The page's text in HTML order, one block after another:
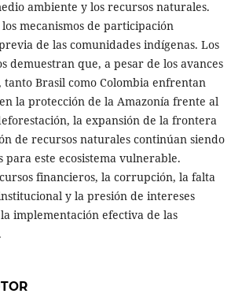
ambiente y los recursos naturales.
mecanismos de participación
de las comunidades indígenas. Los
demuestran que, a pesar de los avances
Brasil como Colombia enfrentan
la protección de la Amazonía frente al
la expansión de la frontera
de recursos naturales continúan siendo
para este ecosistema vulnerable.
financieros, la corrupción, la falta
y la presión de intereses
implementación efectiva de las